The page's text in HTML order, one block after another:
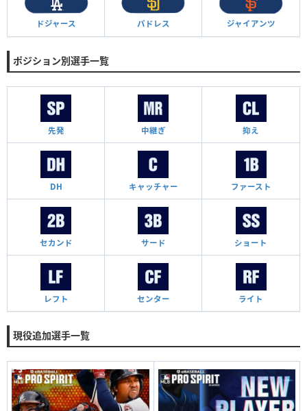
ドジャース パドレス ジャイアンツ
ポジション別選手一覧
先発 中継ぎ 抑え
DH キャッチャー ファースト
セカンド サード ショート
レフト センター ライト
現役追加選手一覧